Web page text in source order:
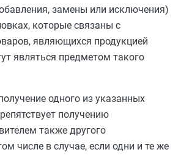
замены или исключения)
которые связаны с
являющихся продукцией
являться предметом такого
одного из указанных
получению
также другого
числе в случае, если одни и те же